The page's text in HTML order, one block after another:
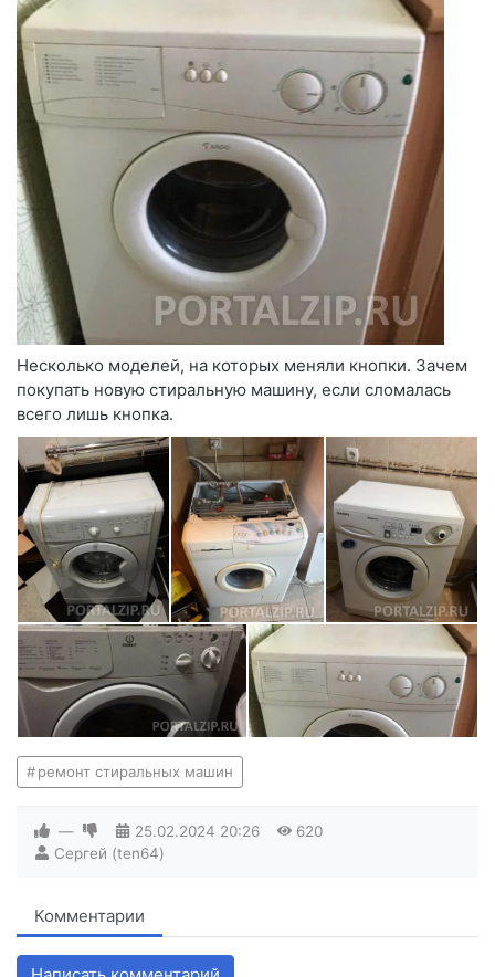
Несколько моделей, на которых меняли кнопки. Зачем
покупать новую стиральную машину, если сломалась
всего лишь кнопка.
ремонт стиральных машин
— 25.02.2024 20:26
620
Сергей (ten64)
Комментарии